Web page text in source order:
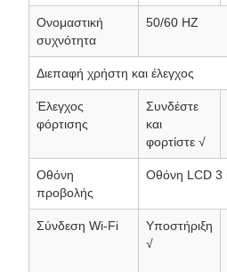
Ονομαστική
συχνότητα
50/60 HZ
Διεπαφή χρήστη και έλεγχος
Έλεγχος
φόρτισης
Συνδέστε
και
φορτίστε √
Οθόνη
προβολής
Οθόνη LCD 3
Σύνδεση Wi-Fi
Υποστήριξη
√